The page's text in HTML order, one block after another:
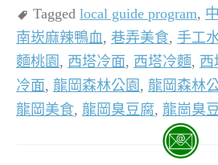
Tagged local guide program,
南崁麻辣鴨血, 巷弄美食, 手工
麵桃園 , 西塔冷面, 西塔冷麵, 西
冷面, 龍岡森林公園 , 龍岡森林
龍岡美食, 龍岡臭豆腐, 龍崗臭